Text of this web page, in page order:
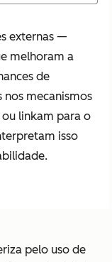
externas —
melhoram a
de
nos mecanismos
linkam para o
isso
pelo uso de